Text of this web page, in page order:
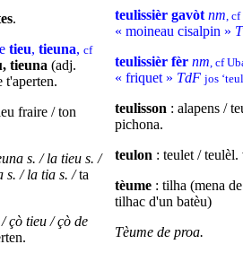
.
tieu, tieuna, cf
tieuna (adj.
t'aperten.
fraire / ton
s. / la tieu s. /
s. / la tia s. /ta
/ çò tieu / çò de
teulissièr gavòt nm,
« moineau cisalpin »
teulissièr fèr nm, cf
« friquet » TdF jos
teulisson : alapens /
pichona.
teulon : teulet /
tèume : tilha (mena
tilhac d'un batèu)
Tèume de proa.